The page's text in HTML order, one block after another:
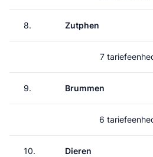
8. Zutphen
7
9. Brummen
6
10. Dieren